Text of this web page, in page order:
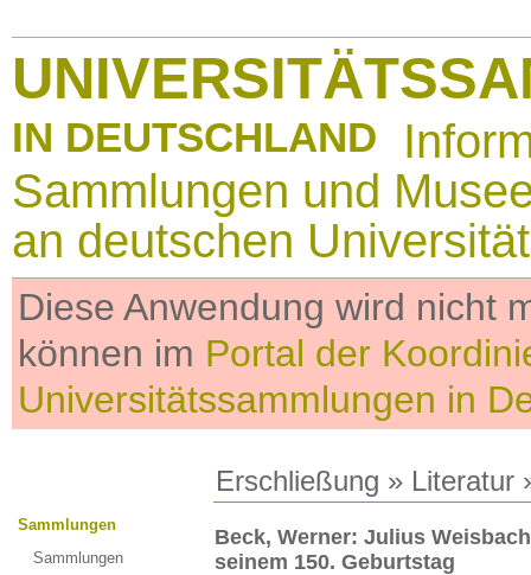
IN DEUTSCHLAND
Sammlungen und
an deutschen
Diese Anwendung wird nicht
können im Portal der
Universitätssammlungen in
Erschließung » Literatur
Sammlungen
Sammlungen
Beck, Werner: Julius
seinem 150. Geburtstag